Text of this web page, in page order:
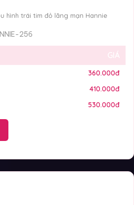
hình trái tim đỏ lãng mạn Hannie
256
GIÁ
360.000đ
410.000đ
530.000đ